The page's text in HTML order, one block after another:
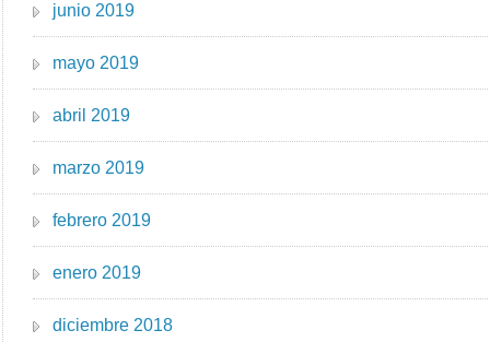
junio 2019
mayo 2019
abril 2019
marzo 2019
febrero 2019
enero 2019
diciembre 2018